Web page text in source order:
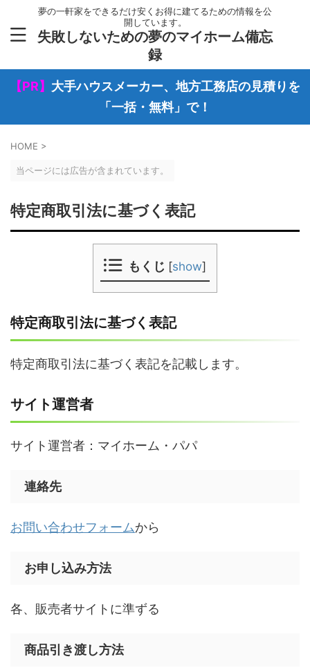
夢の一軒家をできるだけ安くお得に建てるための情報を公
開しています。
失敗しないための夢のマイホーム備忘
録
【PR】 大手ハウスメーカー、地方工務店の見積りを
「一括・無料」で！
HOME >
当ページには広告が含まれています。
特定商取引法に基づく表記
もくじ [show]
特定商取引法に基づく表記
特定商取引法に基づく表記を記載します。
サイト運営者
サイト運営者：マイホーム・パパ
連絡先
お問い合わせフォームから
お申し込み方法
各、販売者サイトに準ずる
商品引き渡し方法